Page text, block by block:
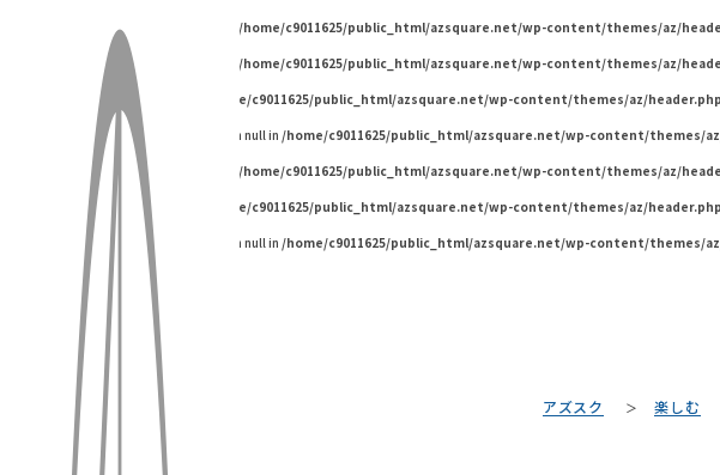
: Undefined variable $pageId in /home/c9011625/public_html/azsquare.net/wp-content/themes/az/
: Undefined variable $pageId in /home/c9011625/public_html/azsquare.net/wp-content/themes/az/
: Undefined array key "" in /home/c9011625/public_html/azsquare.net/wp-content/themes/az/header.php
: Trying to access array offset on null in /home/c9011625/public_html/azsquare.net/wp-content/themes/
: Undefined variable $pageId in /home/c9011625/public_html/azsquare.net/wp-content/themes/az/
: Undefined array key "" in /home/c9011625/public_html/azsquare.net/wp-content/themes/az/header.php
: Trying to access array offset on null in /home/c9011625/public_html/azsquare.net/wp-content/themes/
アズスク 楽しむ